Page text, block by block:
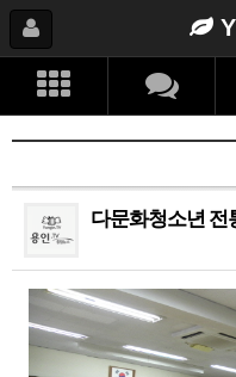
다문화청소년 전